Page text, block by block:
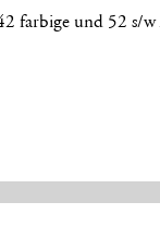
farbige und 52 s/